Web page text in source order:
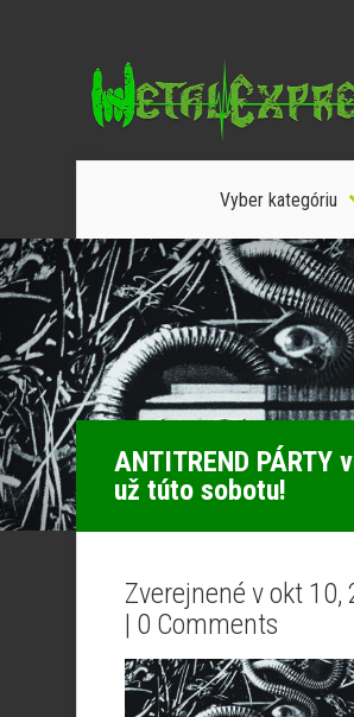
Vyber kategóriu
ANTITREND PÁRTY
už túto sobotu!
Zverejnené v okt 10,
| 0 Comments